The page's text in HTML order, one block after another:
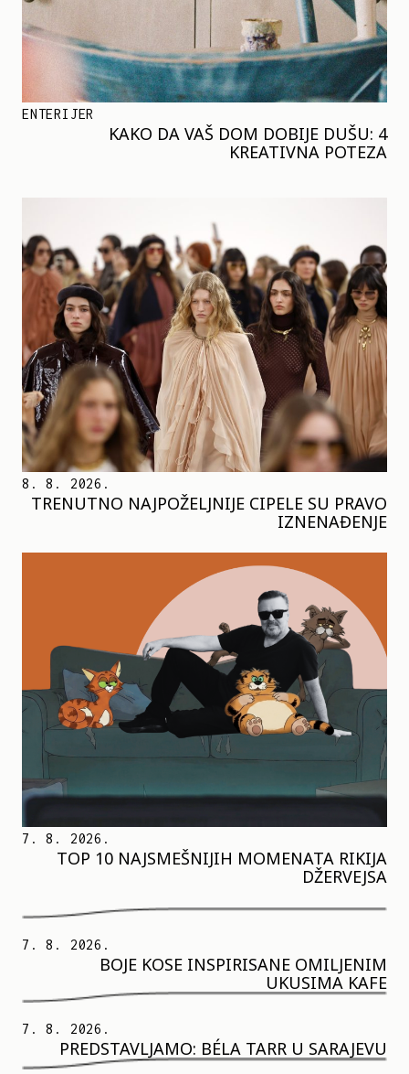
ENTERIJER
KAKO DA VAŠ DOM DOBIJE DUŠU: 4
KREATIVNA POTEZA
8. 8. 2026.
TRENUTNO NAJPOŽELJNIJE CIPELE SU PRAVO
IZNENAĐENJE
7. 8. 2026.
TOP 10 NAJSMEŠNIJIH MOMENATA RIKIJA
DŽERVEJSA
7. 8. 2026.
BOJE KOSE INSPIRISANE OMILJENIM
UKUSIMA KAFE
7. 8. 2026.
PREDSTAVLJAMO: BÉLA TARR U SARAJEVU